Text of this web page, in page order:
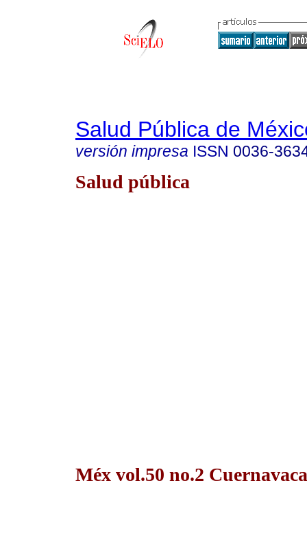
Salud Pública de
versión impresa ISSN 0036-
Salud pública
Méx vol.50 no.2